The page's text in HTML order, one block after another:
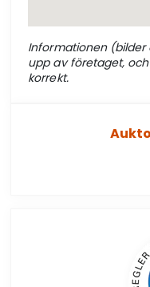
Informationen (bilder
upp av företaget,
korrekt.